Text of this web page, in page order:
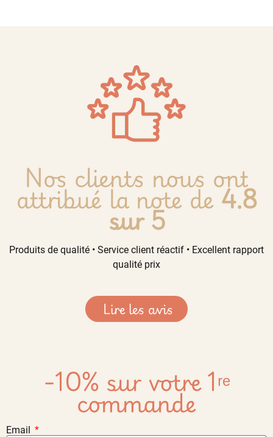
Nos clients nous ont
attribué la note de4.8
sur 5
Produits de qualité • Service client réactif • Excellent rapport
qualité prix
Lire les avis
-10% sur votre 1ʳᵉ
commande
Email